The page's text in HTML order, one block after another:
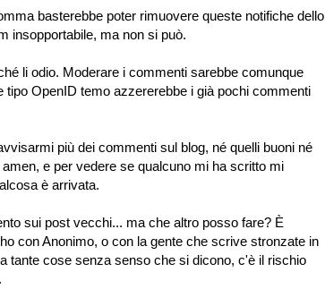
basterebbe poter rimuovere queste notifiche dello
insopportabile, ma non si può.
li odio. Moderare i commenti sarebbe comunque
tipo OpenID temo azzererebbe i già pochi commenti
più dei commenti sul blog, né quelli buoni né
e per vedere se qualcuno mi ha scritto mi
è arrivata.
sui post vecchi... ma che altro posso fare? È
con Anonimo, o con la gente che scrive stronzate in
tante cose senza senso che si dicono, c'è il rischio